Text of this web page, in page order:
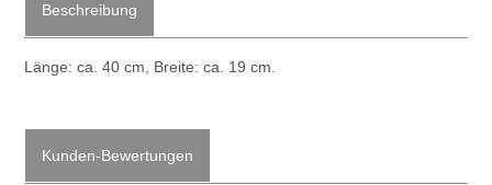
Beschreibung
Länge: ca. 40 cm, Breite: ca. 19 cm.
Kunden-Bewertungen